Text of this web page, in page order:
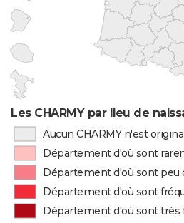
Les CHARMY par lieu de
Aucun CHARMY n'est
Département d'où sont
Département d'où sont peu
Département d'où sont
Département d'où sont très